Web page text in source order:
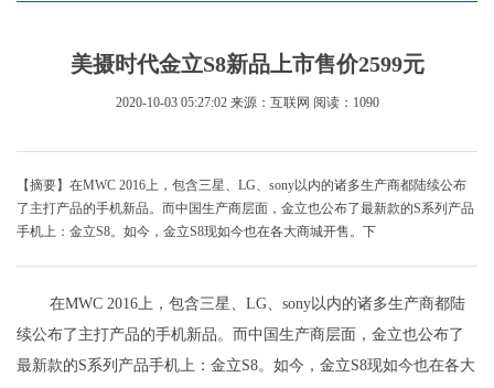
美摄时代金立S8新品上市售价2599元
2020-10-03 05:27:02 来源：互联网 阅读：1090
【摘要】在MWC 2016上，包含三星、LG、sony以内的诸多生产商都陆续公布
了主打产品的手机新品。而中国生产商层面，金立也公布了最新款的S系列产品
手机上：金立S8。如今，金立S8现如今也在各大商城开售。下
在MWC 2016上，包含三星、LG、sony以内的诸多生产商都陆
续公布了主打产品的手机新品。而中国生产商层面，金立也公布了
最新款的S系列产品手机上：金立S8。如今，金立S8现如今也在各大